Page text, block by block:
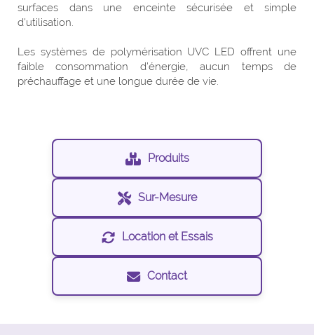
surfaces dans une enceinte sécurisée et simple
d'utilisation.
Les systèmes de polymérisation UVC LED offrent une
faible consommation d'énergie, aucun temps de
préchauffage et une longue durée de vie.
Produits
Sur-Mesure
Location et Essais
Contact